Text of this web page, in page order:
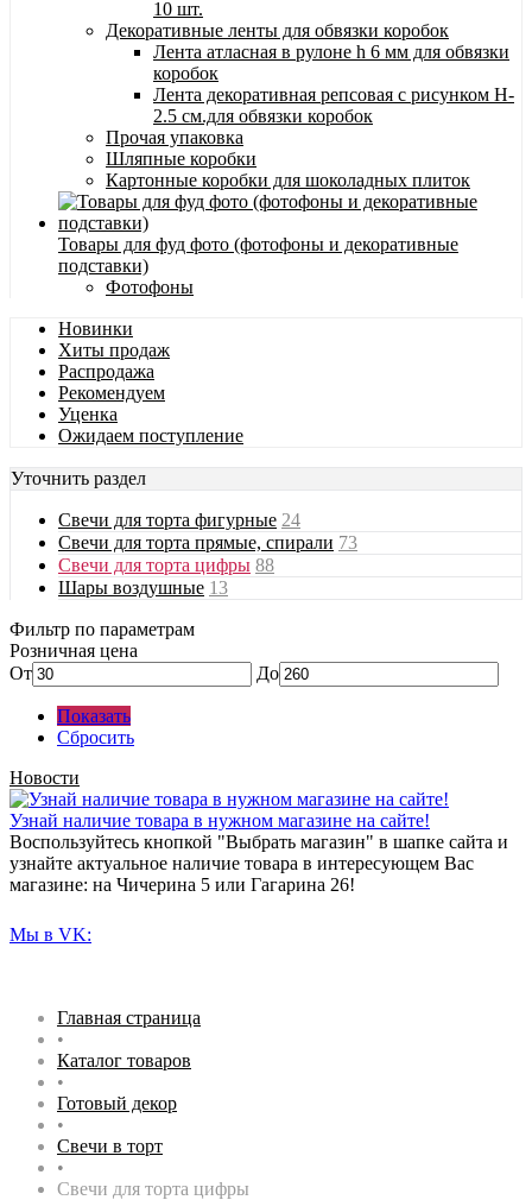
10 шт.
Декоративные ленты для обвязки коробок
Лента атласная в рулоне h 6 мм для обвязки
коробок
Лента декоративная репсовая с рисунком H-
2.5 см.для обвязки коробок
Прочая упаковка
Шляпные коробки
Картонные коробки для шоколадных плиток
Товары для фуд фото (фотофоны и декоративные
подставки)
Фотофоны
Новинки
Хиты продаж
Распродажа
Рекомендуем
Уценка
Ожидаем поступление
Уточнить раздел
Свечи для торта фигурные 24
Свечи для торта прямые, спирали 73
Свечи для торта цифры 88
Шары воздушные 13
Фильтр по параметрам
Розничная цена
От
До
Показать
Сбросить
Новости
Узнай наличие товара в нужном магазине на сайте!
Воспользуйтесь кнопкой "Выбрать магазин" в шапке сайта и
узнайте актуальное наличие товара в интересующем Вас
магазине: на Чичерина 5 или Гагарина 26!
Мы в VK:
Главная страница
•
Каталог товаров
•
Готовый декор
•
Свечи в торт
•
Свечи для торта цифры